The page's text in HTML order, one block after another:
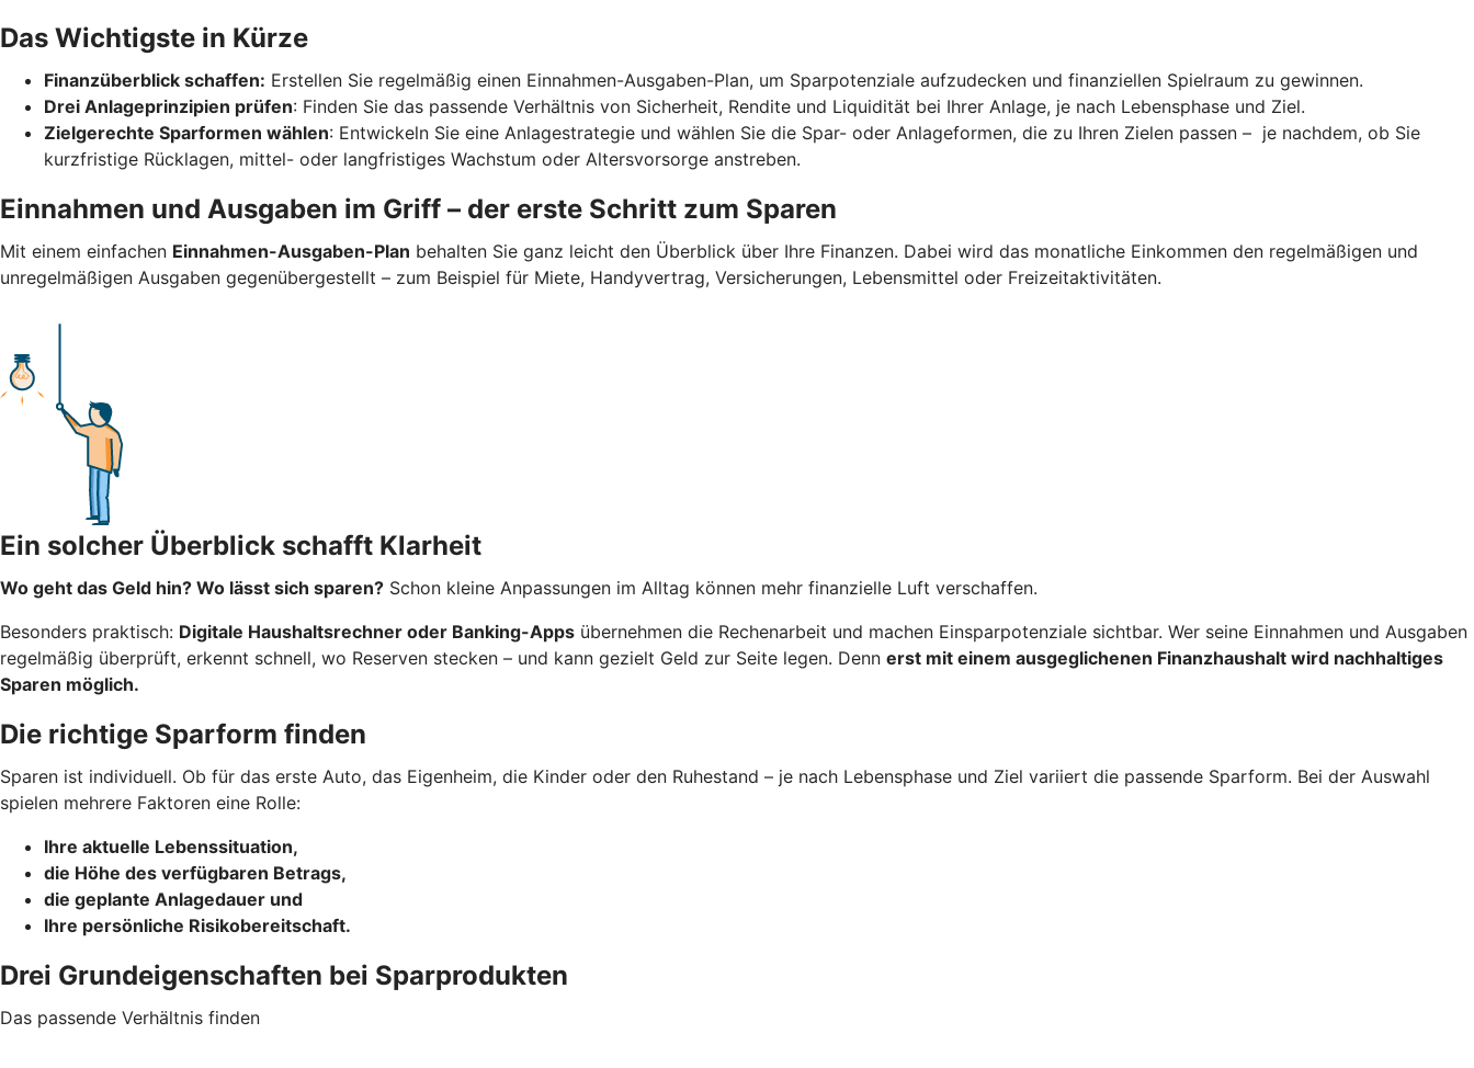
Das Wichtigste in Kürze
Finanzüberblick schaffen: Erstellen Sie regelmäßig einen Einnahmen-Ausgaben-Plan, um Sparpotenziale aufzudecken und finanziellen Spielraum zu gewinnen.
Drei Anlageprinzipien prüfen: Finden Sie das passende Verhältnis von Sicherheit, Rendite und Liquidität bei Ihrer Anlage, je nach Lebensphase und Ziel.
Zielgerechte Sparformen wählen: Entwickeln Sie eine Anlagestrategie und wählen Sie die Spar- oder Anlageformen, die zu Ihren Zielen passen – je nachdem, ob Sie
kurzfristige Rücklagen, mittel- oder langfristiges Wachstum oder Altersvorsorge anstreben.
Einnahmen und Ausgaben im Griff – der erste Schritt zum Sparen
Mit einem einfachen Einnahmen-Ausgaben-Plan behalten Sie ganz leicht den Überblick über Ihre Finanzen. Dabei wird das monatliche Einkommen den regelmäßigen und
unregelmäßigen Ausgaben gegenübergestellt – zum Beispiel für Miete, Handyvertrag, Versicherungen, Lebensmittel oder Freizeitaktivitäten.
Ein solcher Überblick schafft Klarheit
Wo geht das Geld hin? Wo lässt sich sparen? Schon kleine Anpassungen im Alltag können mehr finanzielle Luft verschaffen.
Besonders praktisch: Digitale Haushaltsrechner oder Banking-Apps übernehmen die Rechenarbeit und machen Einsparpotenziale sichtbar. Wer seine Einnahmen und Ausgaben
regelmäßig überprüft, erkennt schnell, wo Reserven stecken – und kann gezielt Geld zur Seite legen. Denn erst mit einem ausgeglichenen Finanzhaushalt wird nachhaltiges
Sparen möglich.
Die richtige Sparform finden
Sparen ist individuell. Ob für das erste Auto, das Eigenheim, die Kinder oder den Ruhestand – je nach Lebensphase und Ziel variiert die passende Sparform. Bei der Auswahl
spielen mehrere Faktoren eine Rolle:
Ihre aktuelle Lebenssituation,
die Höhe des verfügbaren Betrags,
die geplante Anlagedauer und
Ihre persönliche Risikobereitschaft.
Drei Grundeigenschaften bei Sparprodukten
Das passende Verhältnis finden